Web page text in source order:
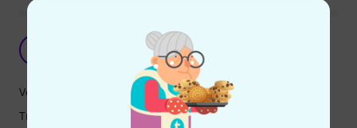
Sehr hochwertig!
SiggiFreud 29.01.2020
Verarbeitung
Tragekomfort